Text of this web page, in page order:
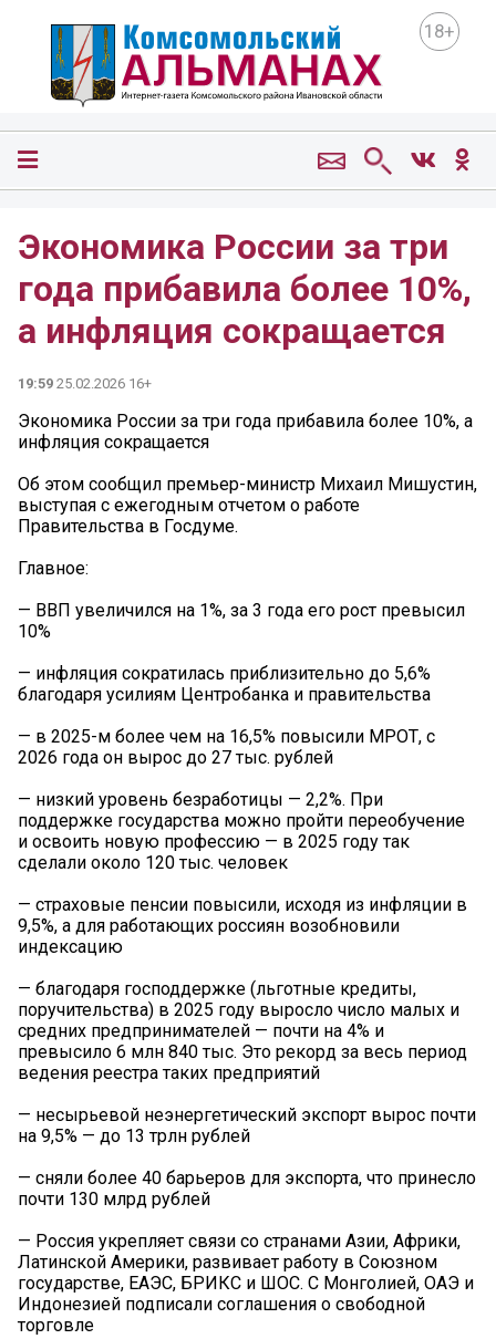
18+
Экономика России за три
года прибавила более 10%,
а инфляция сокращается
19:59 25.02.2026 16+
Экономика России за три года прибавила более 10%, а
инфляция сокращается
Об этом сообщил премьер-министр Михаил Мишустин,
выступая с ежегодным отчетом о работе
Правительства в Госдуме.
Главное:
— ВВП увеличился на 1%, за 3 года его рост превысил
10%
— инфляция сократилась приблизительно до 5,6%
благодаря усилиям Центробанка и правительства
— в 2025-м более чем на 16,5% повысили МРОТ, с
2026 года он вырос до 27 тыс. рублей
— низкий уровень безработицы — 2,2%. При
поддержке государства можно пройти переобучение
и освоить новую профессию — в 2025 году так
сделали около 120 тыс. человек
— страховые пенсии повысили, исходя из инфляции в
9,5%, а для работающих россиян возобновили
индексацию
— благодаря господдержке (льготные кредиты,
поручительства) в 2025 году выросло число малых и
средних предпринимателей — почти на 4% и
превысило 6 млн 840 тыс. Это рекорд за весь период
ведения реестра таких предприятий
— несырьевой неэнергетический экспорт вырос почти
на 9,5% — до 13 трлн рублей
— сняли более 40 барьеров для экспорта, что принесло
почти 130 млрд рублей
— Россия укрепляет связи со странами Азии, Африки,
Латинской Америки, развивает работу в Союзном
государстве, ЕАЭС, БРИКС и ШОС. С Монголией, ОАЭ и
Индонезией подписали соглашения о свободной
торговле